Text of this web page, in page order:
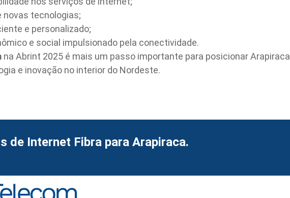
novas tecnologias;
e personalizado;
e social impulsionado pela conectividade.
na Abrint 2025 é mais um passo importante para posicionar Arapiraca
e inovação no interior do Nordeste.
de Internet Fibra para Arapiraca.